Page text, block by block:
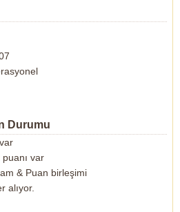
Durumu
var
& Puan birleşimi
alıyor.